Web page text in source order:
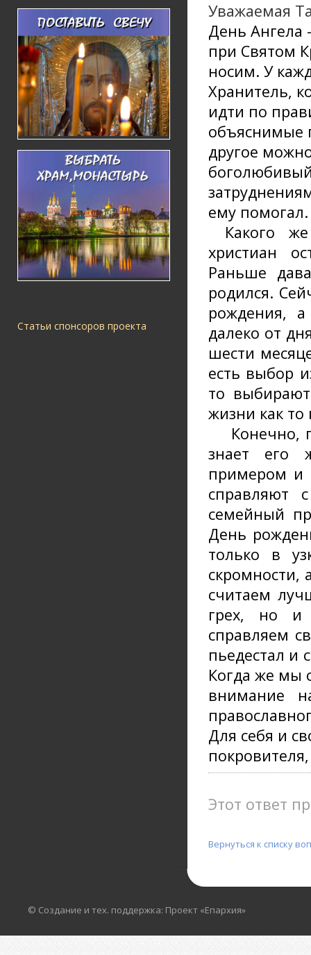
Статьи спонсоров проекта
Уважаемая
День Ангела
при Святом
носим. У
Хранитель,
идти по
объяснимые
другое
ему
Какого
христиан
Раньше
родился.
рождения,
далеко от
шести
есть выбор
то
жизни как
Конечно,
знает его
примером и
справляют
семейный
День
только в
скромности,
считаем
грех, но и
справляем
пьедестал и
Когда же мы
внимание
Для себя и
Этот ответ
Вернуться к списку
© Создание и тех. поддержка: Проект «Епархия»